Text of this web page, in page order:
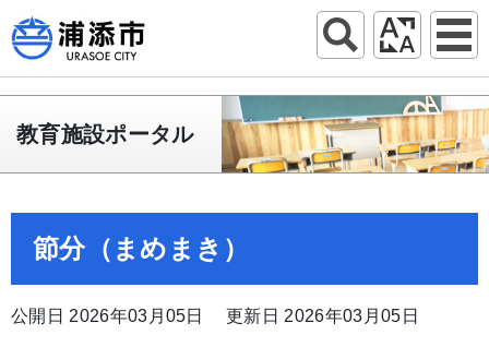
教育施設ポータル
節分（まめまき）
公開日 2026年03月05日 更新日 2026年03月05日